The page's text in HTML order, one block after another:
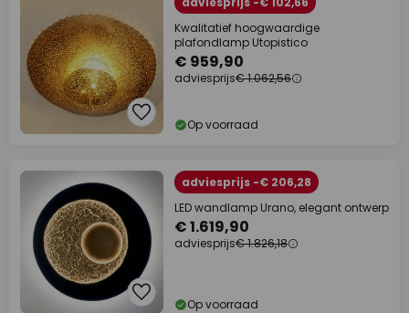
Kwalitatief hoogwaardige
plafondlamp Utopistico
€ 959,90
adviesprijs€ 1.062,56
Op voorraad
adviesprijs -€ 206,28
LED wandlamp Urano, elegant ontwerp
€ 1.619,90
adviesprijs€ 1.826,18
Op voorraad